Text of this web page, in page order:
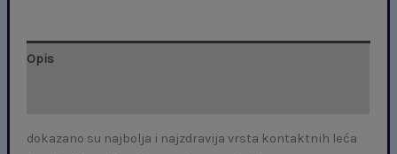
Opis
dokazano su najbolja i najzdravija vrsta kontaktnih leća